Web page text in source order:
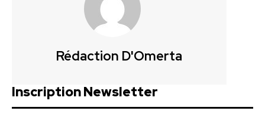
Rédaction D'Omerta
Inscription Newsletter